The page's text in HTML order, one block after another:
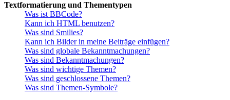
Textformatierung und Thementypen
Was ist BBCode?
Kann ich HTML benutzen?
Was sind Smilies?
Kann ich Bilder in meine Beiträge einfügen?
Was sind globale Bekanntmachungen?
Was sind Bekanntmachungen?
Was sind wichtige Themen?
Was sind geschlossene Themen?
Was sind Themen-Symbole?